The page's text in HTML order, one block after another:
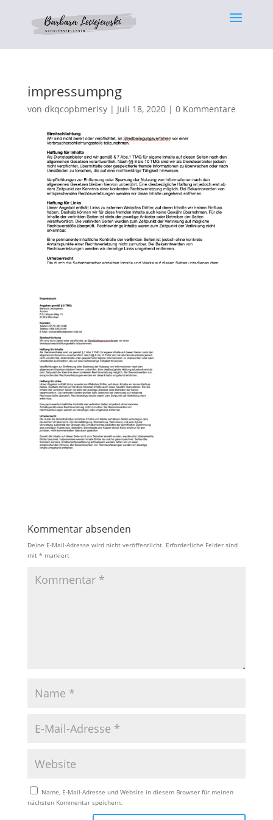
impressumpng
von dkqcopbmerisy| Juli 18, 2020| 0 Kommentare
Kommentar absenden
Deine E-Mail-Adresse wird nicht veröffentlicht. Erforderliche Felder sind
mit * markiert
Name, E-Mail-Adresse und Website in diesem Browser für meinen
nächsten Kommentar speichern.